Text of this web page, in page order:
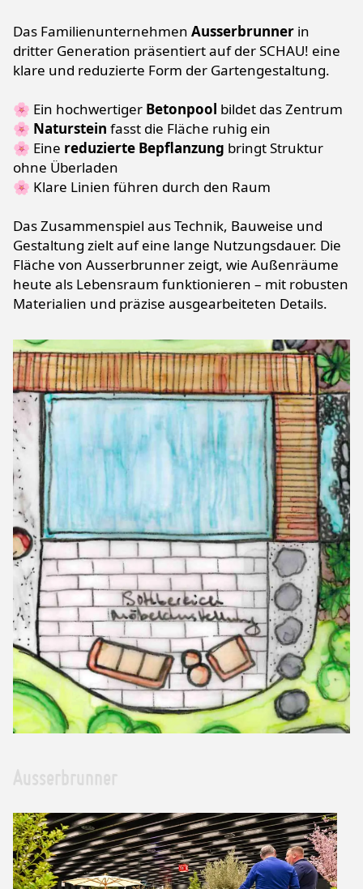
Das Familienunternehmen Ausserbrunner in
dritter Generation präsentiert auf der SCHAU! eine
klare und reduzierte Form der Gartengestaltung.
🌸 Ein hochwertiger Betonpool bildet das Zentrum
🌸 Naturstein fasst die Fläche ruhig ein
🌸 Eine reduzierte Bepflanzung bringt Struktur
ohne Überladen
🌸 Klare Linien führen durch den Raum
Das Zusammenspiel aus Technik, Bauweise und
Gestaltung zielt auf eine lange Nutzungsdauer. Die
Fläche von Ausserbrunner zeigt, wie Außenräume
heute als Lebensraum funktionieren – mit robusten
Materialien und präzise ausgearbeiteten Details.